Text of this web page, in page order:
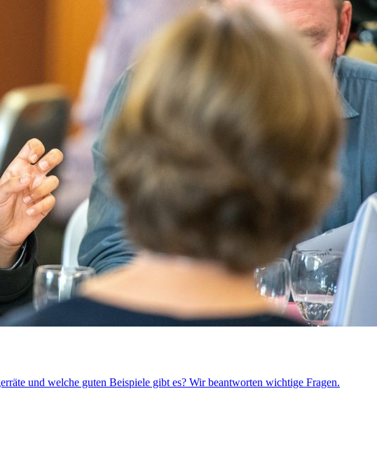
und welche guten Beispiele gibt es? Wir beantworten wichtige Fragen.